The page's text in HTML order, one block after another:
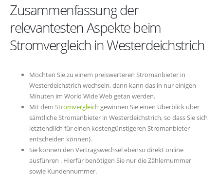
Zusammenfassung der
relevantesten Aspekte beim
Stromvergleich in Westerdeichstrich
Möchten Sie zu einem preiswerteren Stromanbieter in
Westerdeichstrich wechseln, dann kann das in nur einigen
Minuten im World Wide Web getan werden.
Mit dem Stromvergleich gewinnen Sie einen Überblick über
sämtliche Stromanbieter in Westerdeichstrich, so dass Sie sich
letztendlich für einen kostengünstigeren Stromanbieter
entscheiden können}.
Sie können den Vertragswechsel ebenso direkt online
ausführen . Hierfür benötigen Sie nur die Zählernummer
sowie Kundennummer.